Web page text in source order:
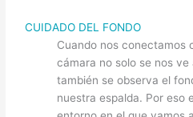
CUIDADO DEL FONDO
Cuando nos conectamos
cámara no solo se nos ve
también se observa el
nuestra espalda. Por eso